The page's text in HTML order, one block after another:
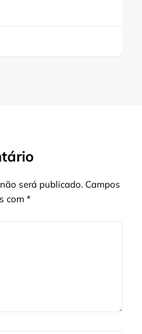
será publicado. Campos
com *